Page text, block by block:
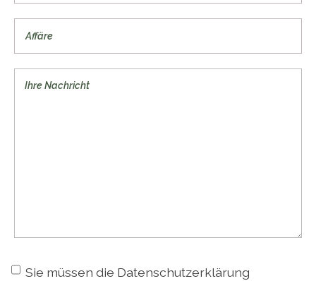
Sie müssen die Datenschutzerklärung